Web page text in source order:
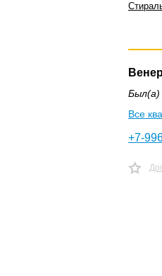
Был(а)
Все
+7-